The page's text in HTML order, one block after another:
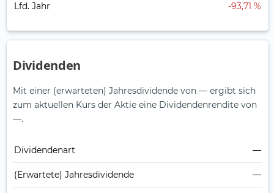
Lfd. Jahr -93,71 %
Dividenden
Mit einer (erwarteten) Jahresdividende von — ergibt sich
zum aktuellen Kurs der Aktie eine Dividendenrendite von
—.
Dividendenart —
(Erwartete) Jahresdividende —